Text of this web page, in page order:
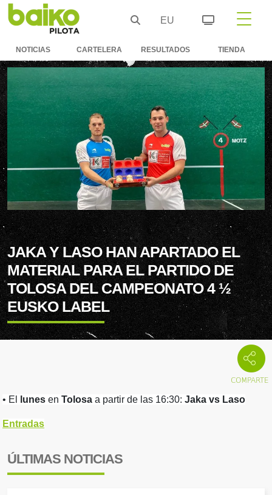
EU
NOTICIAS CARTELERA RESULTADOS TIENDA
JAKA Y LASO HAN APARTADO EL
MATERIAL PARA EL PARTIDO DE
TOLOSA DEL CAMPEONATO 4 ½
EUSKO LABEL
• El lunes en Tolosa a partir de las 16:30: Jaka vs Laso
Entradas
ÚLTIMAS NOTICIAS